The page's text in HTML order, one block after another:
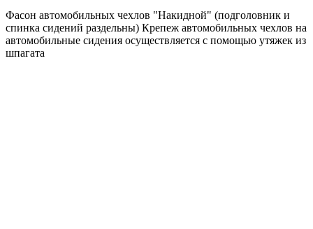
Фасон автомобильных чехлов "Накидной" (подголовник и
спинка сидений раздельны) Крепеж автомобильных чехлов на
автомобильные сидения осуществляется с помощью утяжек из
шпагата